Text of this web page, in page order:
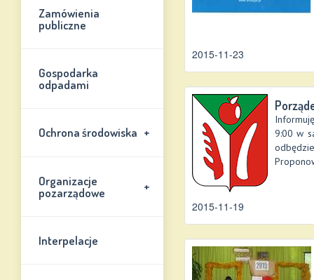
Zamówienia
publiczne
Gospodarka
odpadami
+
Ochrona środowiska
+
Organizacje
pozarządowe
Interpelacje
2015-11-23
9:00 w
2015-11-19